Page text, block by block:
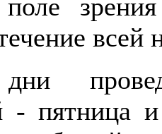
всей
- пятница